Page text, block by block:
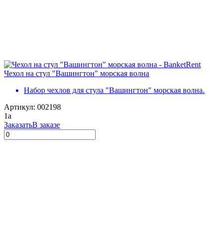
Чехол на стул "Вашингтон" морская волна
Набор чехлов для стула "Вашингтон" морская волна.
Артикул: 002198
1a
ЗаказатьВ заказе